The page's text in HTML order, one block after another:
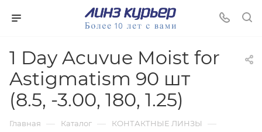
1 Day Acuvue Moist for
Astigmatism 90 шт
(8.5, -3.00, 180, 1.25)
Главная — Каталог — КОНТАКТНЫЕ ЛИНЗЫ —